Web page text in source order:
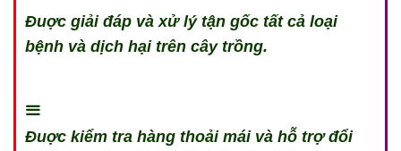
Đuợc giải đáp và xử lý tận gốc tất cả loại
bệnh và dịch hại trên cây trồng.
Đuợc kiểm tra hàng thoải mái và hỗ trợ đổi